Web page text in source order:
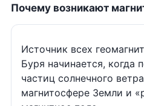
Почему возникают
Источник всех
Буря начинается, когда
частиц солнечного
магнитосфере Земли и